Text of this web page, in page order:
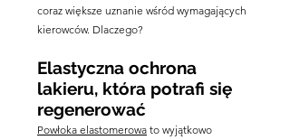
coraz większe uznanie wśród wymagających
kierowców. Dlaczego?
Elastyczna ochrona
lakieru, która potrafi się
regenerować
Powłoka elastomerowa to wyjątkowo